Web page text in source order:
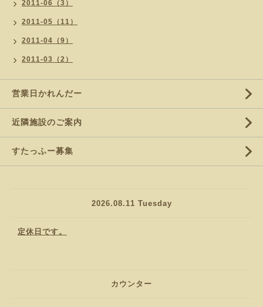
2011-06（3）
2011-05（11）
2011-04（9）
2011-03（2）
営業日かれんだー
近隣施設のご案内
すたっふー募集
2026.08.11 Tuesday
定休日です。
カウンター